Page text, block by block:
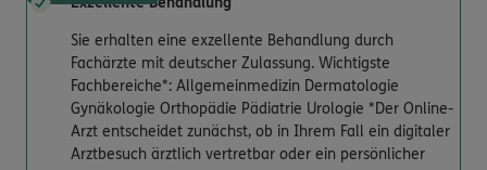
Sie erhalten eine exzellente Behandlung durch
Fachärzte mit deutscher Zulassung. Wichtigste
Fachbereiche*: Allgemeinmedizin Dermatologie
Gynäkologie Orthopädie Pädiatrie Urologie *Der Online-
Arzt entscheidet zunächst, ob in Ihrem Fall ein digitaler
Arztbesuch ärztlich vertretbar oder ein persönlicher